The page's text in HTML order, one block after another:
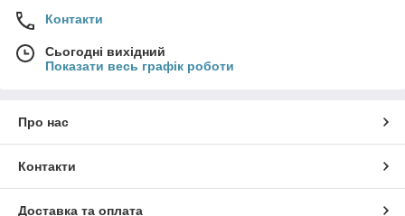
Контакти
Сьогодні вихідний
Показати весь графік роботи
Про нас
Контакти
Доставка та оплата